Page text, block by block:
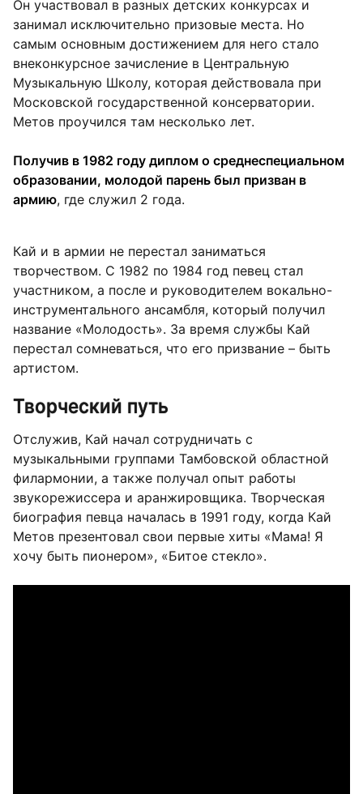
Он участвовал в разных детских конкурсах и
занимал исключительно призовые места. Но
самым основным достижением для него стало
внеконкурсное зачисление в Центральную
Музыкальную Школу, которая действовала при
Московской государственной консерватории.
Метов проучился там несколько лет.
Получив в 1982 году диплом о среднеспециальном
образовании, молодой парень был призван в
армию, где служил 2 года.
Кай и в армии не перестал заниматься
творчеством. С 1982 по 1984 год певец стал
участником, а после и руководителем вокально-
инструментального ансамбля, который получил
название «Молодость». За время службы Кай
перестал сомневаться, что его призвание – быть
артистом.
Творческий путь
Отслужив, Кай начал сотрудничать с
музыкальными группами Тамбовской областной
филармонии, а также получал опыт работы
звукорежиссера и аранжировщика. Творческая
биография певца началась в 1991 году, когда Кай
Метов презентовал свои первые хиты «Мама! Я
хочу быть пионером», «Битое стекло».